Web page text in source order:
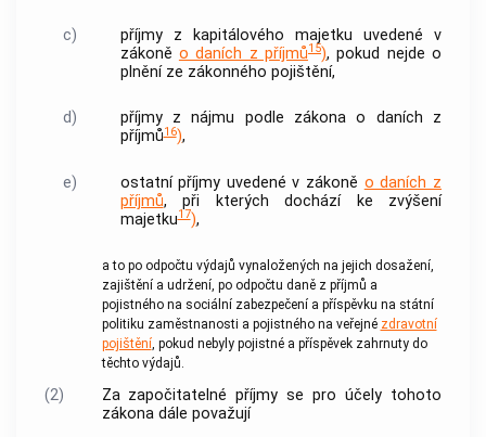
c)
příjmy z kapitálového majetku uvedené v
zákoně o daních z příjmů15), pokud nejde o
plnění ze zákonného pojištění,
d)
příjmy z nájmu podle zákona o daních z
příjmů16),
e) ostatní příjmy uvedené v zákoně o daních z
příjmů, při kterých dochází ke zvýšení
majetku17),
a to po odpočtu výdajů vynaložených na jejich dosažení,
zajištění a udržení, po odpočtu daně z příjmů a
pojistného na sociální zabezpečení a příspěvku na státní
politiku zaměstnanosti a pojistného na veřejné zdravotní
pojištění, pokud nebyly pojistné a příspěvek zahrnuty do
těchto výdajů.
(2)
Za započitatelné příjmy se pro účely tohoto
zákona dále považují